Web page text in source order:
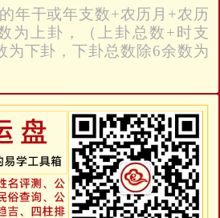
的年干或年支数+农历月+农历
为上卦，（上卦总数+时支
为下卦，下卦总数除6余数为